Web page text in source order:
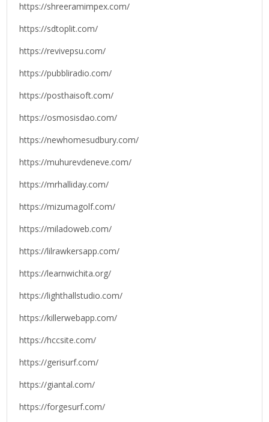
https://shreeramimpex.com/
https://sdtoplit.com/
https://revivepsu.com/
https://pubbliradio.com/
https://posthaisoft.com/
https://osmosisdao.com/
https://newhomesudbury.com/
https://muhurevdeneve.com/
https://mrhalliday.com/
https://mizumagolf.com/
https://miladoweb.com/
https://lilrawkersapp.com/
https://learnwichita.org/
https://lighthallstudio.com/
https://killerwebapp.com/
https://hccsite.com/
https://gerisurf.com/
https://giantal.com/
https://forgesurf.com/